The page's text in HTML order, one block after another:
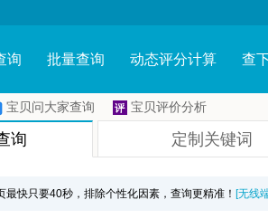
询 批量查询 动态评分计算 查
宝贝问大家查询 宝贝评价分析
询 定制关键词
最快只要40秒，排除个性化因素，查询更精准！ [无线